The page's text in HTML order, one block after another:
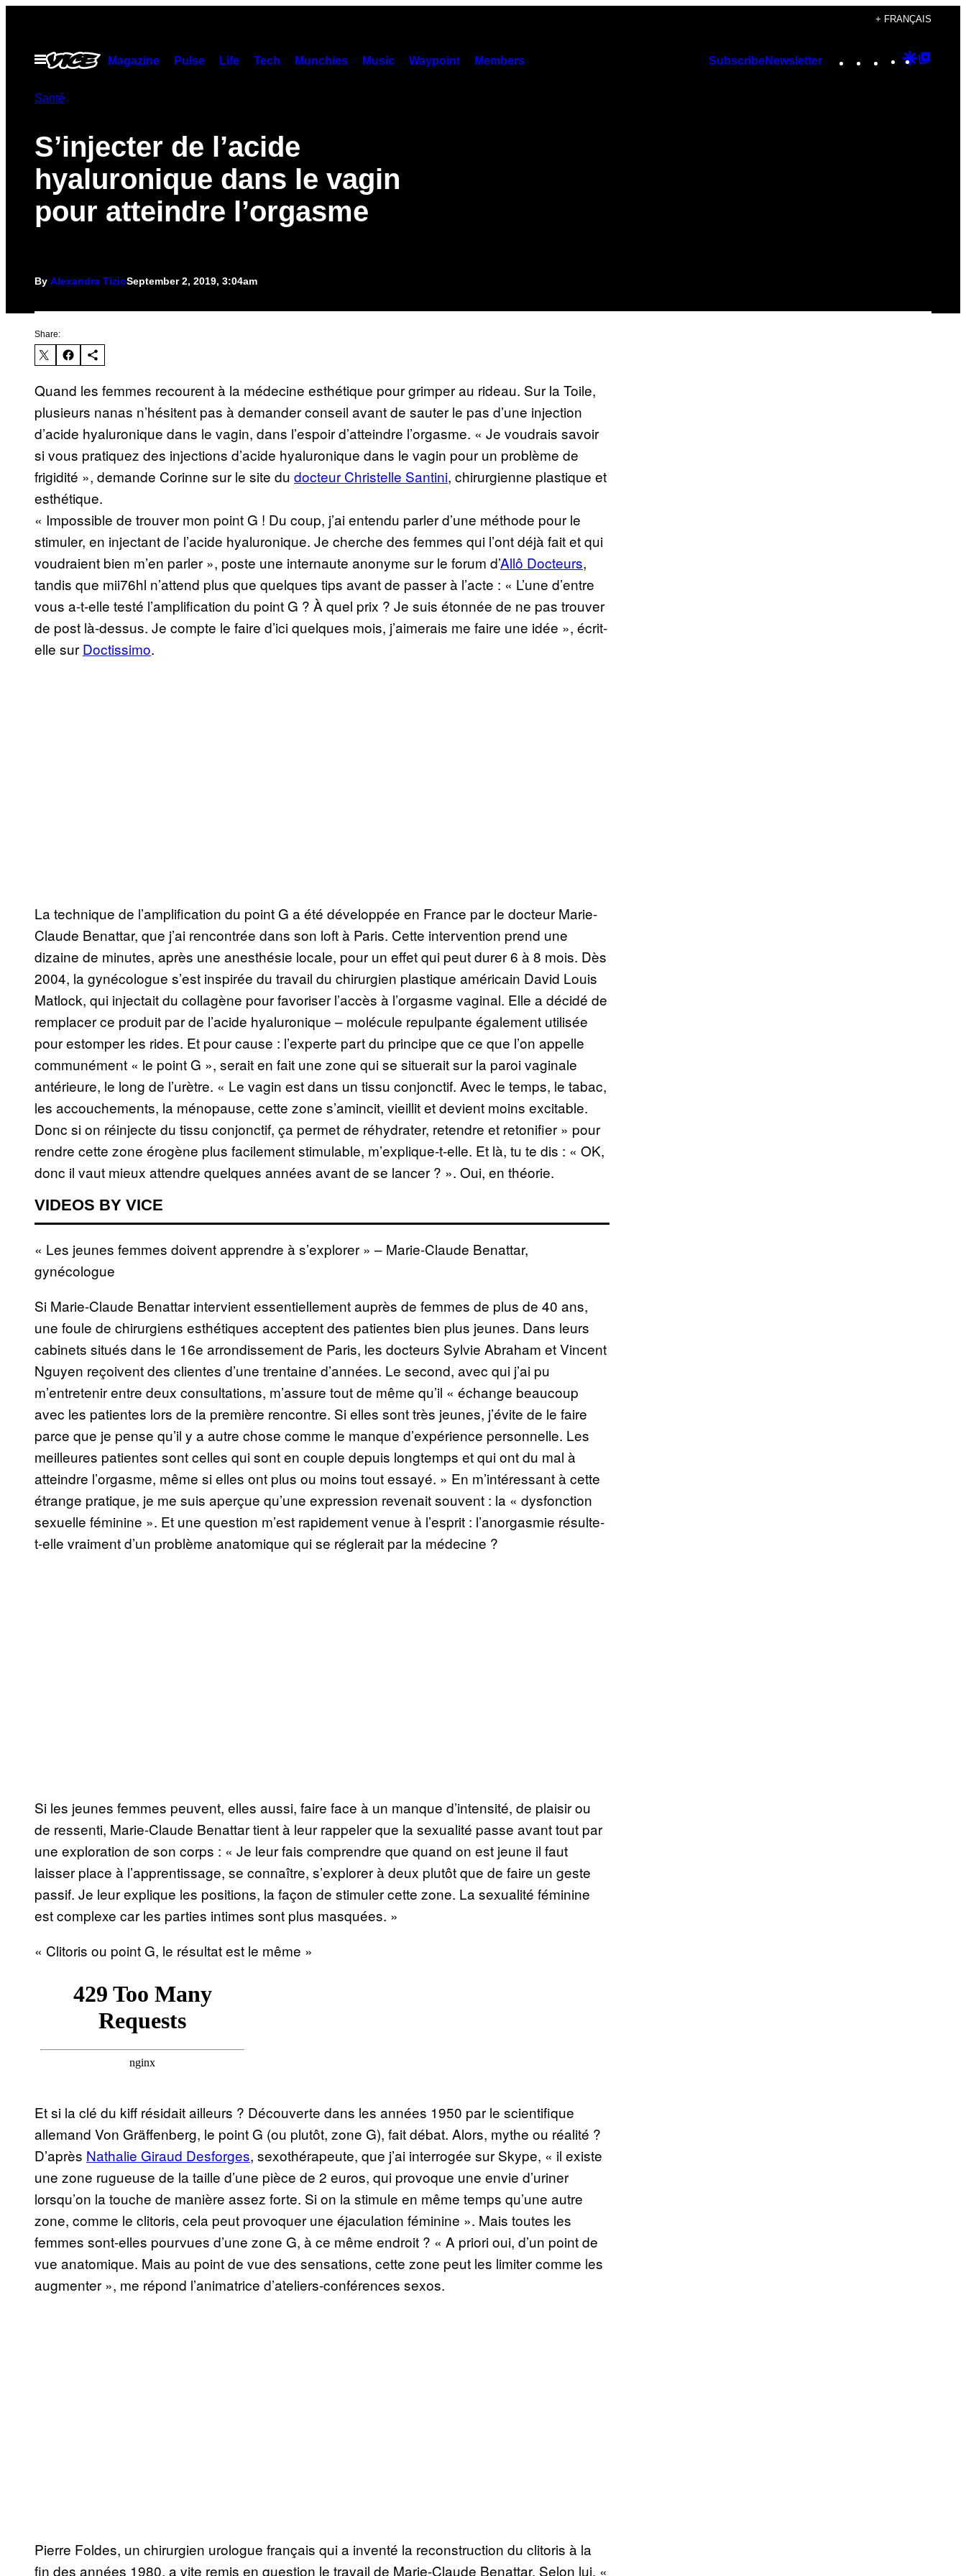
content
+ FRANÇAIS
Open
Menu
Magazine Pulse Life Tech Munchies Music Waypoint Members SubscribeNewsletter Instagram
TikTok
YouTube
Google
Santé
S’injecter de l’acide
hyaluronique dans le vagin
pour atteindre l’orgasme
By Alexandra TizioSeptember 2, 2019, 3:04am
Share:
Quand les femmes recourent à la médecine esthétique pour grimper au rideau. Sur la Toile,
plusieurs nanas n’hésitent pas à demander conseil avant de sauter le pas d’une injection
d’acide hyaluronique dans le vagin, dans l’espoir d’atteindre l’orgasme. « Je voudrais savoir
si vous pratiquez des injections d’acide hyaluronique dans le vagin pour un problème de
frigidité », demande Corinne sur le site du docteur Christelle Santini, chirurgienne plastique et
esthétique.
« Impossible de trouver mon point G ! Du coup, j’ai entendu parler d’une méthode pour le
stimuler, en injectant de l’acide hyaluronique. Je cherche des femmes qui l’ont déjà fait et qui
voudraient bien m’en parler », poste une internaute anonyme sur le forum d’Allô Docteurs,
tandis que mii76hl n’attend plus que quelques tips avant de passer à l’acte : « L’une d’entre
vous a-t-elle testé l’amplification du point G ? À quel prix ? Je suis étonnée de ne pas trouver
de post là-dessus. Je compte le faire d’ici quelques mois, j’aimerais me faire une idée », écrit-
elle sur Doctissimo.
La technique de l’amplification du point G a été développée en France par le docteur Marie-
Claude Benattar, que j’ai rencontrée dans son loft à Paris. Cette intervention prend une
dizaine de minutes, après une anesthésie locale, pour un effet qui peut durer 6 à 8 mois. Dès
2004, la gynécologue s’est inspirée du travail du chirurgien plastique américain David Louis
Matlock, qui injectait du collagène pour favoriser l’accès à l’orgasme vaginal. Elle a décidé de
remplacer ce produit par de l’acide hyaluronique – molécule repulpante également utilisée
pour estomper les rides. Et pour cause : l’experte part du principe que ce que l’on appelle
communément « le point G », serait en fait une zone qui se situerait sur la paroi vaginale
antérieure, le long de l’urètre. « Le vagin est dans un tissu conjonctif. Avec le temps, le tabac,
les accouchements, la ménopause, cette zone s’amincit, vieillit et devient moins excitable.
Donc si on réinjecte du tissu conjonctif, ça permet de réhydrater, retendre et retonifier » pour
rendre cette zone érogène plus facilement stimulable, m’explique-t-elle. Et là, tu te dis : « OK,
donc il vaut mieux attendre quelques années avant de se lancer ? ». Oui, en théorie.
VIDEOS BY VICE
« Les jeunes femmes doivent apprendre à s’explorer » – Marie-Claude Benattar,
gynécologue
Si Marie-Claude Benattar intervient essentiellement auprès de femmes de plus de 40 ans,
une foule de chirurgiens esthétiques acceptent des patientes bien plus jeunes. Dans leurs
cabinets situés dans le 16e arrondissement de Paris, les docteurs Sylvie Abraham et Vincent
Nguyen reçoivent des clientes d’une trentaine d’années. Le second, avec qui j’ai pu
m’entretenir entre deux consultations, m’assure tout de même qu’il « échange beaucoup
avec les patientes lors de la première rencontre. Si elles sont très jeunes, j’évite de le faire
parce que je pense qu’il y a autre chose comme le manque d’expérience personnelle. Les
meilleures patientes sont celles qui sont en couple depuis longtemps et qui ont du mal à
atteindre l’orgasme, même si elles ont plus ou moins tout essayé. » En m’intéressant à cette
étrange pratique, je me suis aperçue qu’une expression revenait souvent : la « dysfonction
sexuelle féminine ». Et une question m’est rapidement venue à l’esprit : l’anorgasmie résulte-
t-elle vraiment d’un problème anatomique qui se réglerait par la médecine ?
Si les jeunes femmes peuvent, elles aussi, faire face à un manque d’intensité, de plaisir ou
de ressenti, Marie-Claude Benattar tient à leur rappeler que la sexualité passe avant tout par
une exploration de son corps : « Je leur fais comprendre que quand on est jeune il faut
laisser place à l’apprentissage, se connaître, s’explorer à deux plutôt que de faire un geste
passif. Je leur explique les positions, la façon de stimuler cette zone. La sexualité féminine
est complexe car les parties intimes sont plus masquées. »
« Clitoris ou point G, le résultat est le même »
Et si la clé du kiff résidait ailleurs ? Découverte dans les années 1950 par le scientifique
allemand Von Gräffenberg, le point G (ou plutôt, zone G), fait débat. Alors, mythe ou réalité ?
D’après Nathalie Giraud Desforges, sexothérapeute, que j’ai interrogée sur Skype, « il existe
une zone rugueuse de la taille d’une pièce de 2 euros, qui provoque une envie d’uriner
lorsqu’on la touche de manière assez forte. Si on la stimule en même temps qu’une autre
zone, comme le clitoris, cela peut provoquer une éjaculation féminine ». Mais toutes les
femmes sont-elles pourvues d’une zone G, à ce même endroit ? « A priori oui, d’un point de
vue anatomique. Mais au point de vue des sensations, cette zone peut les limiter comme les
augmenter », me répond l’animatrice d’ateliers-conférences sexos.
Pierre Foldes, un chirurgien urologue français qui a inventé la reconstruction du clitoris à la
fin des années 1980, a vite remis en question le travail de Marie-Claude Benattar. Selon lui, «